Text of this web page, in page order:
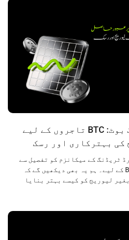
فیوچرز گرڈ ٹریڈنگ بوٹ: BTC تاجروں کے لیے
کی بہترکاری اور رسک
ٹریڈنگ کے میکانزم کو تفصیل سے
سمجھیں گے، خاص طور پر BTC کے لیے۔ ہم یہ بھی دیکھیں گے کہ
لیوریج کو کیسے بہتر بنایا
کیسے استعمال کیا جائے۔